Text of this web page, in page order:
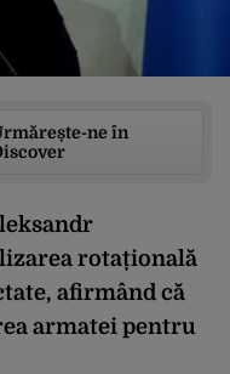
ne în
rotațională
afirmând că
armatei pentru